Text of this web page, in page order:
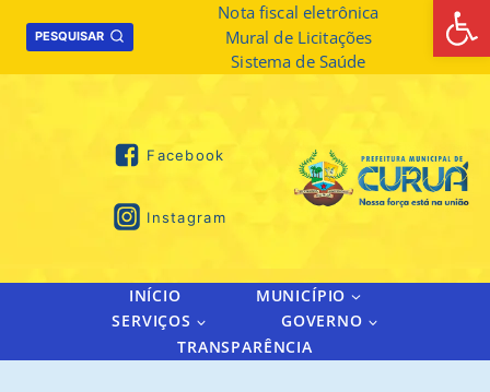
PESQUISAR
Nota fiscal eletrônica
Mural de Licitações
Sistema de Saúde
Facebook
Instagram
INÍCIO
MUNICÍPIO
SERVIÇOS
GOVERNO
TRANSPARÊNCIA